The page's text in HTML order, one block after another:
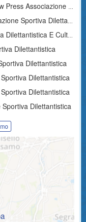
Sportiva Dilettantistica
Sportiva Dilettantistica
E Culturale
Dilettantistica
Dilettantistica
Dilettantistica
Dilettantistica
Dilettantistica